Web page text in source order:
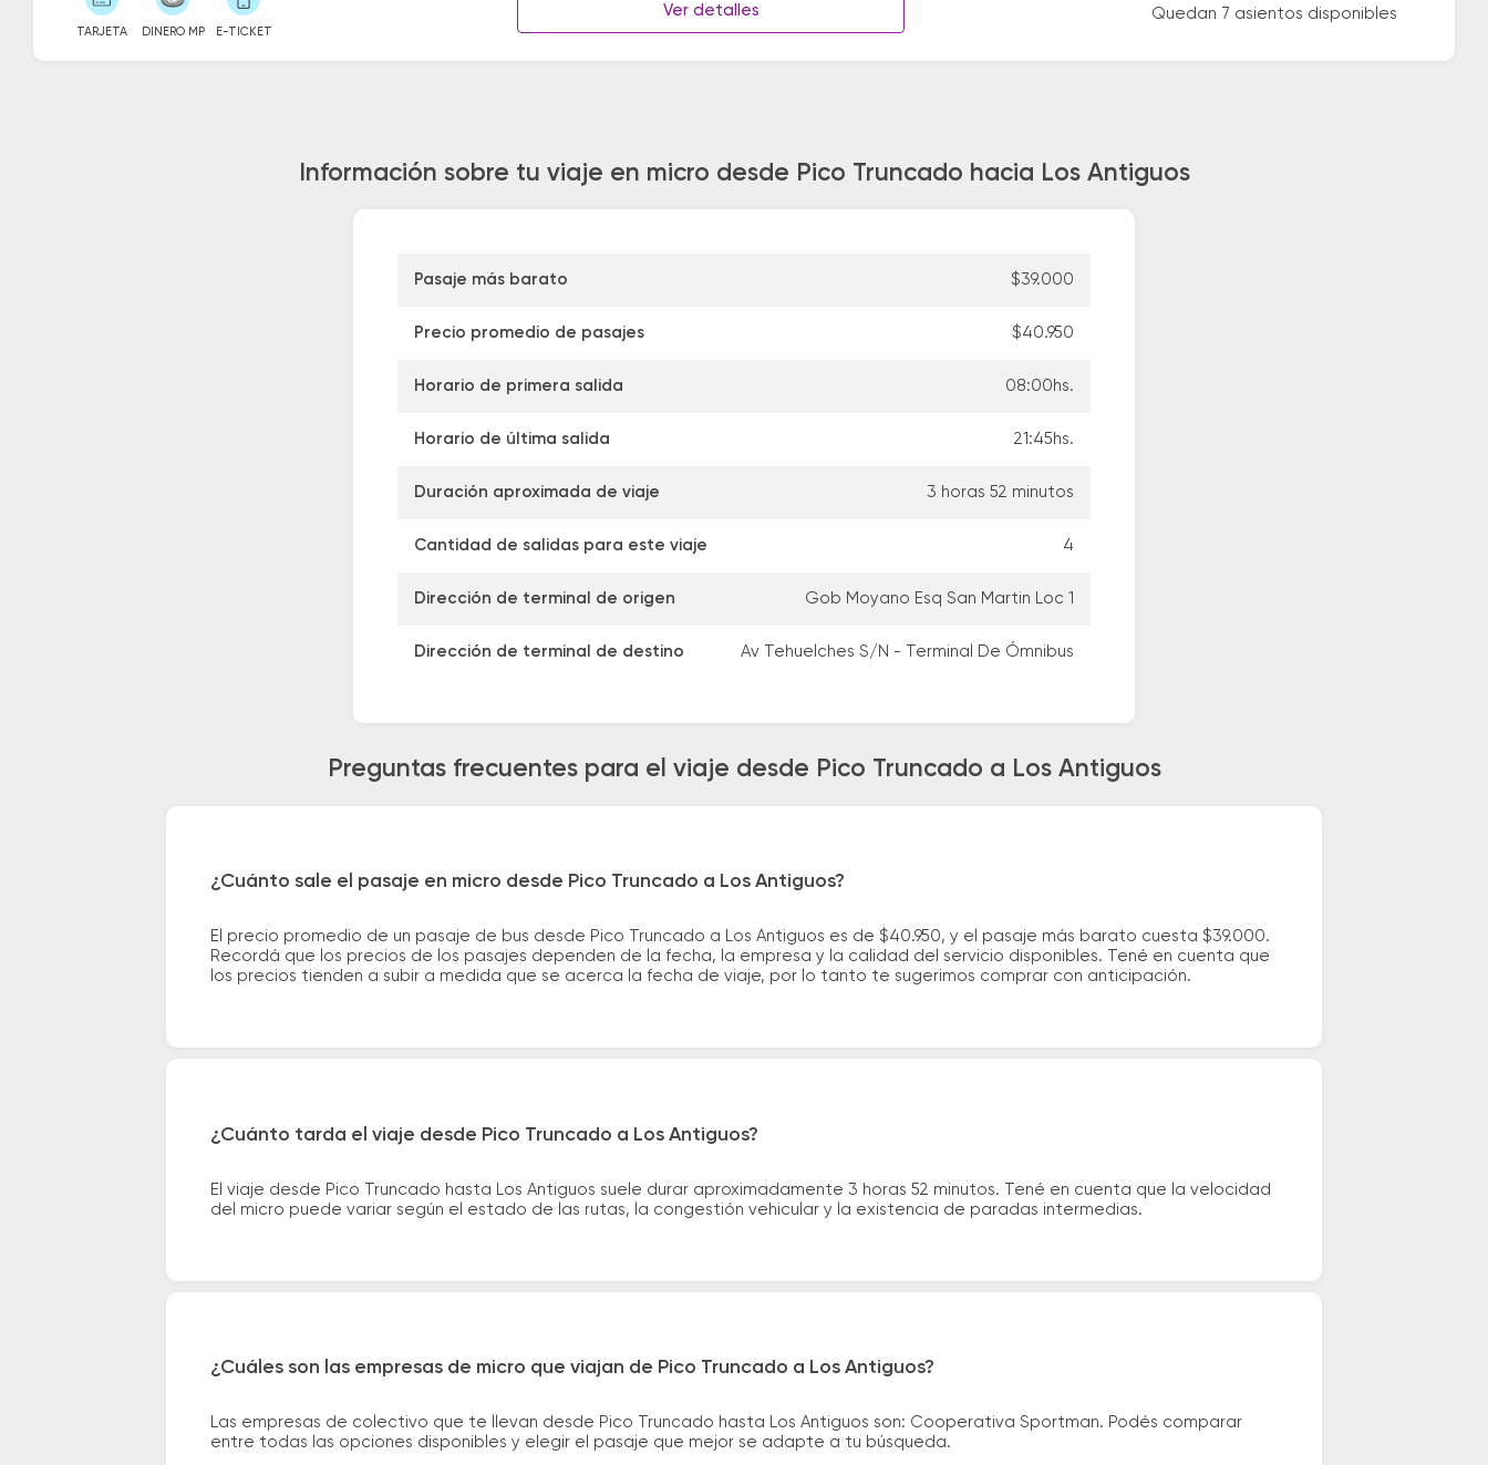
TARJETA DINERO MP E-TICKET
Ver detalles Quedan 7 asientos disponibles
Información sobre tu viaje en micro desde Pico Truncado hacia Los Antiguos
Pasaje más barato $39.000
Precio promedio de pasajes $40.950
Horario de primera salida 08:00hs.
Horario de última salida 21:45hs.
Duración aproximada de viaje 3 horas 52 minutos
Cantidad de salidas para este viaje 4
Dirección de terminal de origen Gob Moyano Esq San Martin Loc 1
Dirección de terminal de destino Av Tehuelches S/N - Terminal De Ómnibus
Preguntas frecuentes para el viaje desde Pico Truncado a Los Antiguos
¿Cuánto sale el pasaje en micro desde Pico Truncado a Los Antiguos?
El precio promedio de un pasaje de bus desde Pico Truncado a Los Antiguos es de $40.950, y el pasaje más barato cuesta $39.000.
Recordá que los precios de los pasajes dependen de la fecha, la empresa y la calidad del servicio disponibles. Tené en cuenta que
los precios tienden a subir a medida que se acerca la fecha de viaje, por lo tanto te sugerimos comprar con anticipación.
¿Cuánto tarda el viaje desde Pico Truncado a Los Antiguos?
El viaje desde Pico Truncado hasta Los Antiguos suele durar aproximadamente 3 horas 52 minutos. Tené en cuenta que la velocidad
del micro puede variar según el estado de las rutas, la congestión vehicular y la existencia de paradas intermedias.
¿Cuáles son las empresas de micro que viajan de Pico Truncado a Los Antiguos?
Las empresas de colectivo que te llevan desde Pico Truncado hasta Los Antiguos son: Cooperativa Sportman. Podés comparar
entre todas las opciones disponibles y elegir el pasaje que mejor se adapte a tu búsqueda.